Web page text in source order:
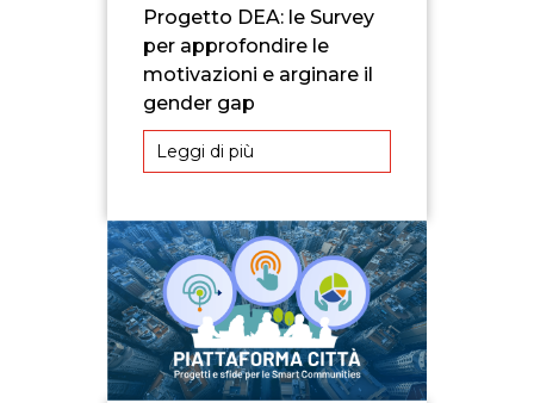
Progetto DEA: le Survey
per approfondire le
motivazioni e arginare il
gender gap
Leggi di più